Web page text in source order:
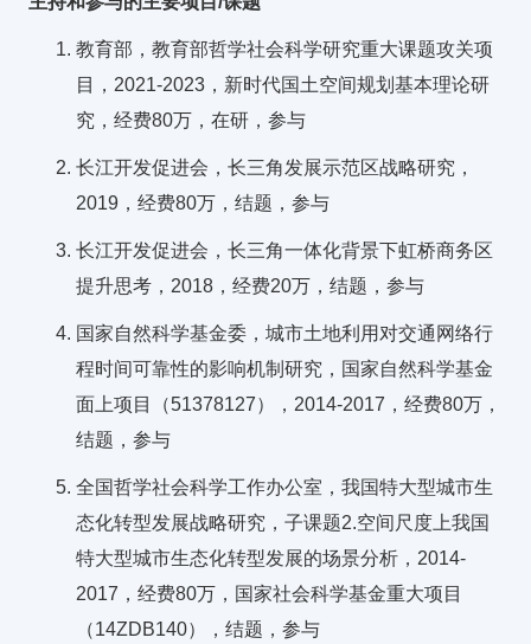
教育部，教育部哲学社会科学研究重大课题攻关项
目，2021-2023，新时代国土空间规划基本理论研
究，经费80万，在研，参与
长江开发促进会，长三角发展示范区战略研究，
2019，经费80万，结题，参与
长江开发促进会，长三角一体化背景下虹桥商务区
提升思考，2018，经费20万，结题，参与
国家自然科学基金委，城市土地利用对交通网络行
程时间可靠性的影响机制研究，国家自然科学基金
面上项目（51378127），2014-2017，经费80万，
结题，参与
全国哲学社会科学工作办公室，我国特大型城市生
态化转型发展战略研究，子课题2.空间尺度上我国
特大型城市生态化转型发展的场景分析，2014-
2017，经费80万，国家社会科学基金重大项目
（14ZDB140），结题，参与